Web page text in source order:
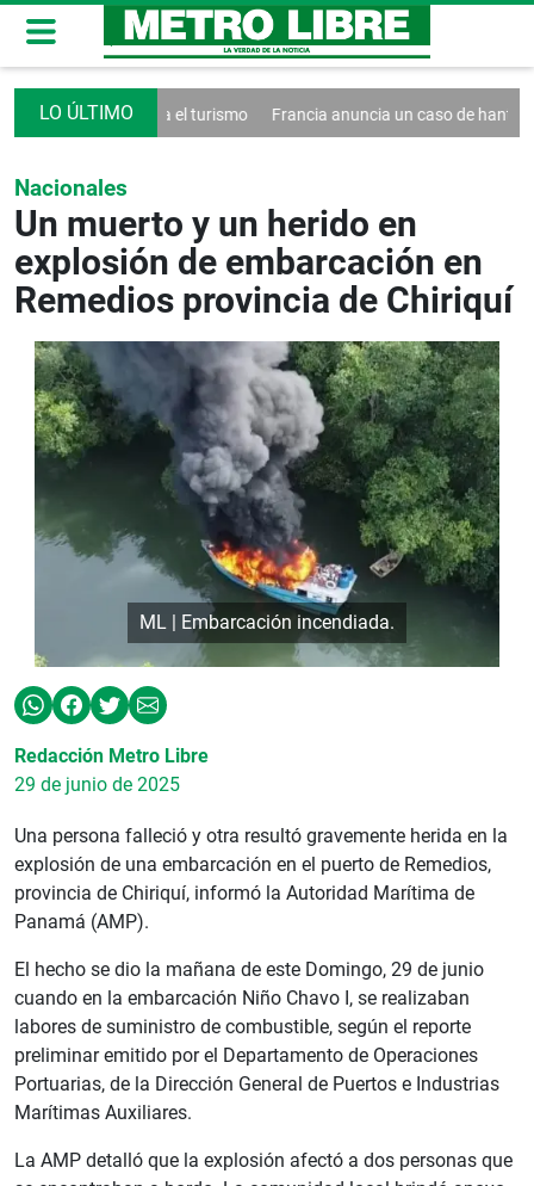
contra el turismo Francia anuncia un caso de hantavirus
Nacionales
Un muerto y un herido en
explosión de embarcación en
Remedios provincia de Chiriquí
ML | Embarcación incendiada.
Redacción Metro Libre
29 de junio de 2025
Una persona falleció y otra resultó gravemente herida en la
explosión de una embarcación en el puerto de Remedios,
provincia de Chiriquí, informó la Autoridad Marítima de
Panamá (AMP).
El hecho se dio la mañana de este Domingo, 29 de junio
cuando en la embarcación Niño Chavo I, se realizaban
labores de suministro de combustible, según el reporte
preliminar emitido por el Departamento de Operaciones
Portuarias, de la Dirección General de Puertos e Industrias
Marítimas Auxiliares.
La AMP detalló que la explosión afectó a dos personas que